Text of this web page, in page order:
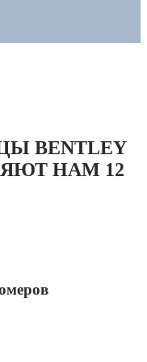
BENTLEY
НАМ 12